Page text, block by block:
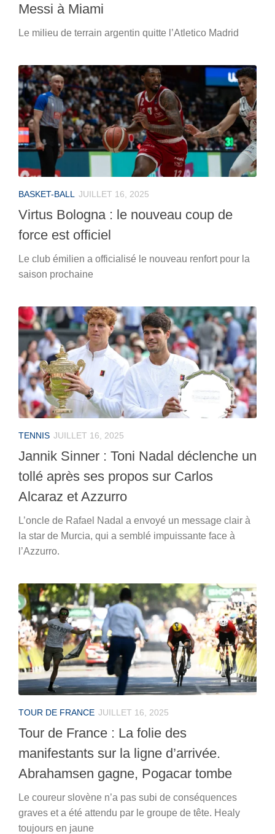
Messi à Miami
Le milieu de terrain argentin quitte l’Atletico Madrid
BASKET-BALL JUILLET 16, 2025
Virtus Bologna : le nouveau coup de
force est officiel
Le club émilien a officialisé le nouveau renfort pour la
saison prochaine
TENNIS JUILLET 16, 2025
Jannik Sinner : Toni Nadal déclenche un
tollé après ses propos sur Carlos
Alcaraz et Azzurro
L’oncle de Rafael Nadal a envoyé un message clair à
la star de Murcia, qui a semblé impuissante face à
l’Azzurro.
TOUR DE FRANCE JUILLET 16, 2025
Tour de France : La folie des
manifestants sur la ligne d’arrivée.
Abrahamsen gagne, Pogacar tombe
Le coureur slovène n’a pas subi de conséquences
graves et a été attendu par le groupe de tête. Healy
toujours en jaune